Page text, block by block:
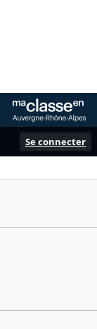
Se connecter